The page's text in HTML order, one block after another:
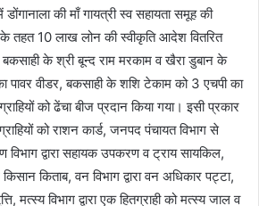
की माँ गायत्री स्व सहायता समूह की
10 लाख लोन की स्वीकृति आदेश वितरित
बकसाही के श्री बून्द राम मरकाम व खैरा डुबान के
पावर वीडर, बकसाही के शशि टेकाम को 3 एचपी का
को ढेंचा बीज प्रदान किया गया। इसी प्रकार
को राशन कार्ड, जनपद पंचायत विभाग से
द्वारा सहायक उपकरण व ट्राय सायकिल,
किसान किताब, वन विभाग द्वारा वन अधिकार पट्टा,
मत्स्य विभाग द्वारा एक हितग्राही को मत्स्य जाल व